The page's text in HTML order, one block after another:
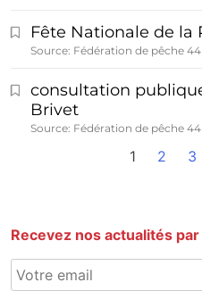
Fête Nationale de la
Source: Fédération de pêche 44
consultation
Brivet
Source: Fédération de pêche 44
1 2 3
Recevez nos actualités